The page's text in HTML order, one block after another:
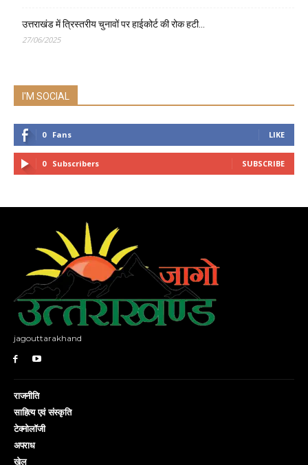
उत्तराखंड में त्रिस्तरीय चुनावों पर हाईकोर्ट की रोक हटी…
27/06/2025
I'M SOCIAL
0 Fans LIKE
0 Subscribers SUBSCRIBE
jagouttarakhand
राजनीति
साहित्य एवं संस्कृति
टेक्नोलॉजी
अपराध
खेल